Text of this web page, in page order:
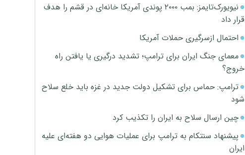
نیویورک‌تایمز: بمب ۲۰۰۰ پوندی آمریکا خانه‌ای در قشم را هدف
قرار داد
احتمال ازسرگیری حملات آمریکا
معمای جنگ ایران برای ترامپ؛ تشدید درگیری یا یافتن راه
خروج؟
ترامپ: حماس برای تشکیل دولت جدید در غزه باید خلع سلاح
شود
چین ارسال سلاح به ایران را تکذیب کرد
پیشنهاد سنتکام به ترامپ برای عملیات هوایی دو هفته‌ای علیه
ایران